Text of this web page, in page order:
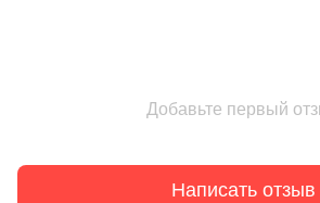
Добавьте первый
Написать отзыв